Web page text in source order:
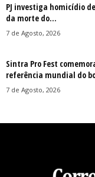
PJ investiga homicídio
da morte do...
7 de Agosto, 2026
Sintra Pro Fest
referência mundial do
7 de Agosto, 2026